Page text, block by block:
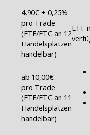
4,90€ + 0,25%
pro Trade
(ETF/ETC an 12
Handelsplätzen
handelbar)
ETF
ab 10,00€
pro Trade
(ETF/ETC an 11
Handelsplätzen
handelbar)